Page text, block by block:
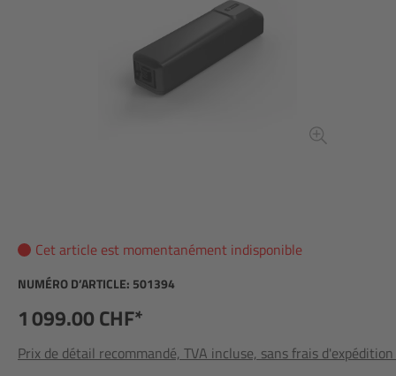
Cet article est momentanément indisponible
NUMÉRO D’ARTICLE: 501394
1 099.00 CHF*
Prix de détail recommandé, TVA incluse, sans frais